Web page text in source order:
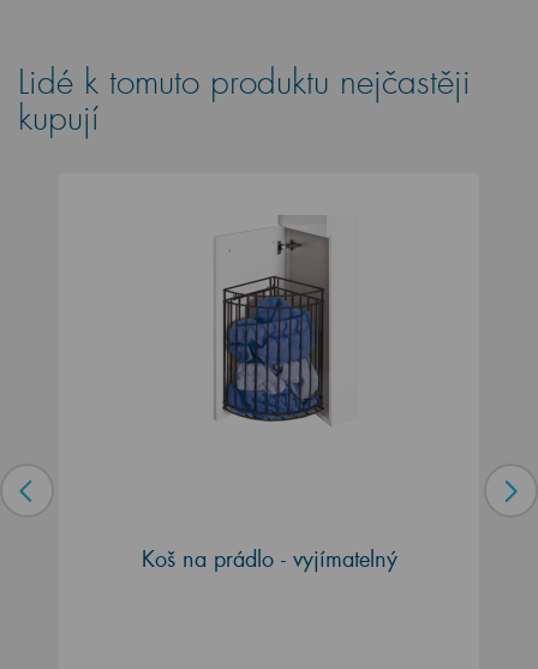
Lidé k tomuto produktu nejčastěji
kupují
Koš na prádlo - vyjímatelný